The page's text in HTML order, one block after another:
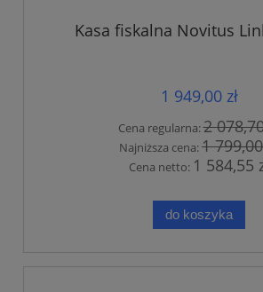
Kasa fiskalna Novitus
1 949,00 zł
Cena regularna:2
Najniższa cena:1
Cena netto: 1 584,55
do koszyka